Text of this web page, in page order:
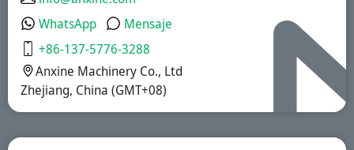
entéricas y
prolongada.
WhatsApp
Mensaje
+86-137-5776-3288
Anxine Machinery Co., Ltd
Zhejiang, China (GMT+08)